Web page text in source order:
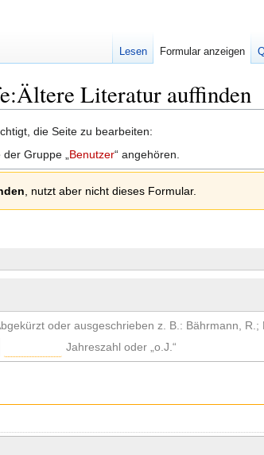
Literatur auffinden
die Seite zu bearbeiten:
Gruppe „Benutzer“ angehören.
, nutzt aber nicht dieses Formular.
oder ausgeschrieben z. B.: Bährmann,
Jahreszahl oder „o.J.“
Lesen Formular anzeigen